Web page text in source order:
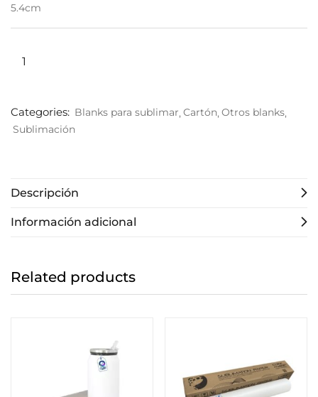
5.4cm
Categories: Blanks para sublimar Cartón Otros blanks
Sublimación
Descripción
Información adicional
Related products